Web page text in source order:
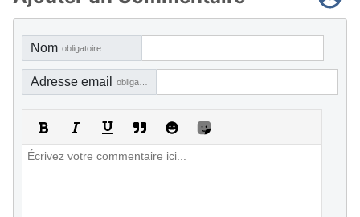
Nom obligatoire
Adresse email